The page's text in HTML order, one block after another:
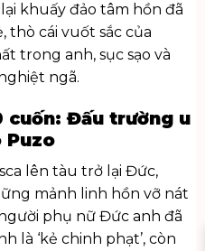
khuấy đảo tâm hồn đã
thò cái vuốt sắc của
trong anh, sục sạo và
ngã.
cuốn: Đấu trường u
Puzo
lên tàu trở lại Đức,
mảnh linh hồn vỡ nát
phụ nữ Đức anh đã
là ‘kẻ chinh phạt’, còn